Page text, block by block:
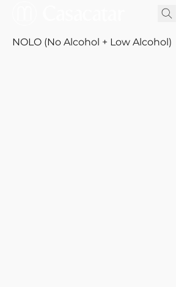
NOLO (No Alcohol + Low Alcohol)